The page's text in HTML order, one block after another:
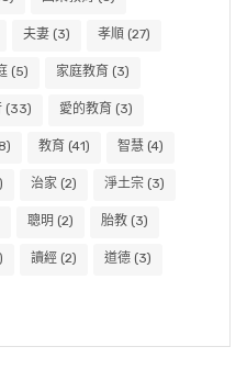
夫妻 (3) 孝順 (27)
(5) 家庭教育 (3)
(33) 愛的教育 (3)
教育 (41) 智慧 (4)
治家 (2) 淨土宗 (3)
聰明 (2) 胎教 (3)
讀經 (2) 道德 (3)